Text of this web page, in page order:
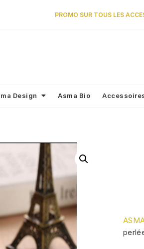
PROMO SUR TOUS LES
Design Asma Bio